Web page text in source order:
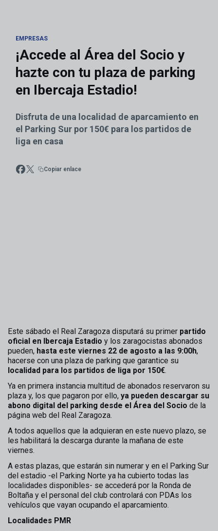
EMPRESAS
¡Accede al Área del Socio y
hazte con tu plaza de parking
en Ibercaja Estadio!
Disfruta de una localidad de aparcamiento en
el Parking Sur por 150€ para los partidos de
liga en casa
Copiar enlace
Este sábado el Real Zaragoza disputará su primer partido
oficial en Ibercaja Estadio y los zaragocistas abonados
pueden, hasta este viernes 22 de agosto a las 9:00h,
hacerse con una plaza de parking que garantice su
localidad para los partidos de liga por 150€.
Ya en primera instancia multitud de abonados reservaron su
plaza y, los que pagaron por ello, ya pueden descargar su
abono digital del parking desde el Área del Socio de la
página web del Real Zaragoza.
A todos aquellos que la adquieran en este nuevo plazo, se
les habilitará la descarga durante la mañana de este
viernes.
A estas plazas, que estarán sin numerar y en el Parking Sur
del estadio -el Parking Norte ya ha cubierto todas las
localidades disponibles- se accederá por la Ronda de
Boltaña y el personal del club controlará con PDAs los
vehículos que vayan ocupando el aparcamiento.
Localidades PMR